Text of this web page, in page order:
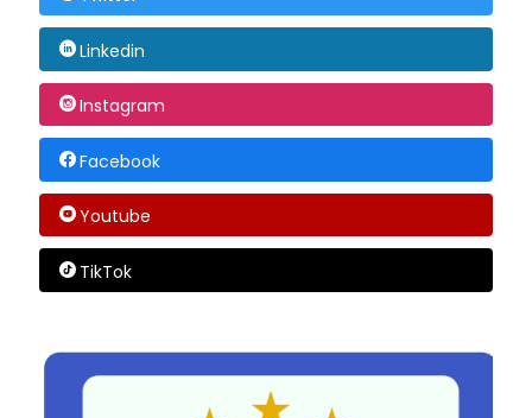
Linkedin
Instagram
Facebook
Youtube
TikTok